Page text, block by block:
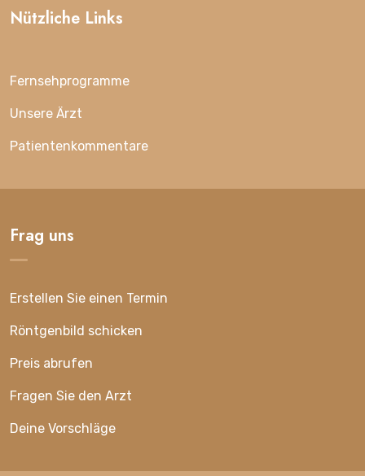
Nützliche Links
Fernsehprogramme
Unsere Ärzt
Patientenkommentare
Frag uns
Erstellen Sie einen Termin
Röntgenbild schicken
Preis abrufen
Fragen Sie den Arzt
Deine Vorschläge